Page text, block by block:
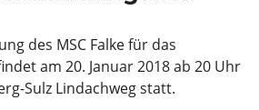
des MSC Falke für das
am 20. Januar 2018 ab 20 Uhr
Sulz Lindachweg statt.